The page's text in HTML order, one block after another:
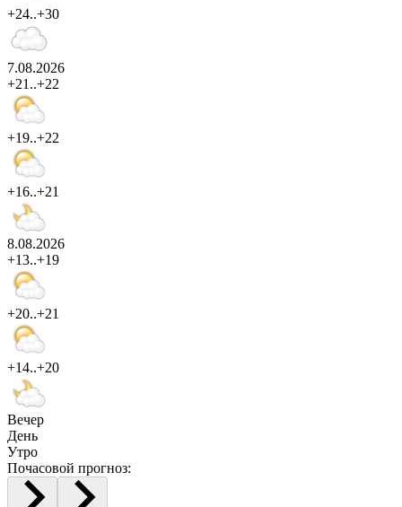
+24..+30
7.08.2026
+21..+22
+19..+22
+16..+21
8.08.2026
+13..+19
+20..+21
+14..+20
Вечер
День
Утро
Почасовой прогноз: